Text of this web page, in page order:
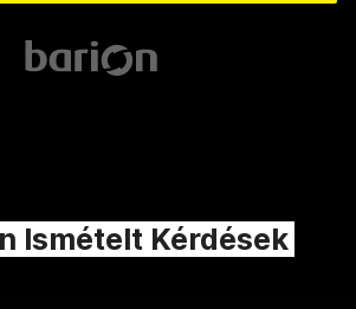
Ismételt Kérdések